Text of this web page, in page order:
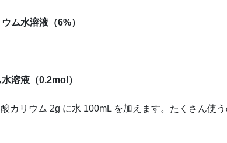
ム水溶液（6%）
溶液（0.2mol）
カリウム 2g に水 100mL を加えます。たくさん使う